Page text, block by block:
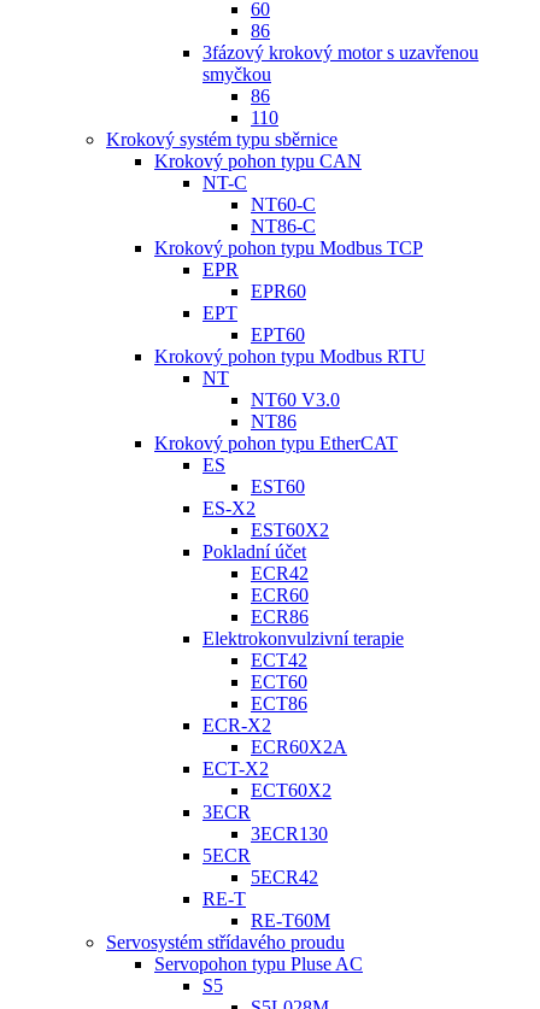
60
86
3fázový krokový motor s uzavřenou
smyčkou
86
110
Krokový systém typu sběrnice
Krokový pohon typu CAN
NT-C
NT60-C
NT86-C
Krokový pohon typu Modbus TCP
EPR
EPR60
EPT
EPT60
Krokový pohon typu Modbus RTU
NT
NT60 V3.0
NT86
Krokový pohon typu EtherCAT
ES
EST60
ES-X2
EST60X2
Pokladní účet
ECR42
ECR60
ECR86
Elektrokonvulzivní terapie
ECT42
ECT60
ECT86
ECR-X2
ECR60X2A
ECT-X2
ECT60X2
3ECR
3ECR130
5ECR
5ECR42
RE-T
RE-T60M
Servosystém střídavého proudu
Servopohon typu Pluse AC
S5